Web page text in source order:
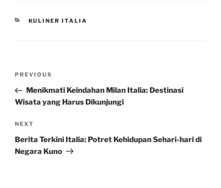
CATEGORIES
KULINER ITALIA
Previous
Post
PREVIOUS
Menikmati Keindahan Milan Italia: Destinasi
Wisata yang Harus Dikunjungi
Next
Post
NEXT
Berita Terkini Italia: Potret Kehidupan Sehari-hari di
Negara Kuno